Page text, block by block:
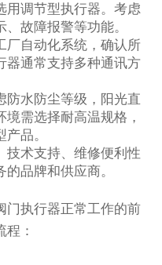
用调节型执行器。考虑
故障报警等功能。
厂自动化系统，确认所
器通常支持多种通讯方
防水防尘等级，阳光直
需选择耐高温规格，
品。
技术支持、维修便利性
品牌和供应商。
门执行器正常工作的前
：